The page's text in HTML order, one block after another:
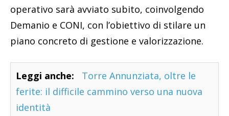
operativo sarà avviato subito, coinvolgendo
Demanio e CONI, con l’obiettivo di stilare un
piano concreto di gestione e valorizzazione.
Leggi anche:
Torre Annunziata, oltre le
ferite: il difficile cammino verso una nuova
identità